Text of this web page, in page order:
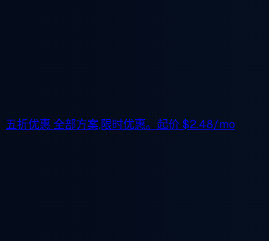
五折优惠 全部方案,限时优惠。起价$2.48/mo